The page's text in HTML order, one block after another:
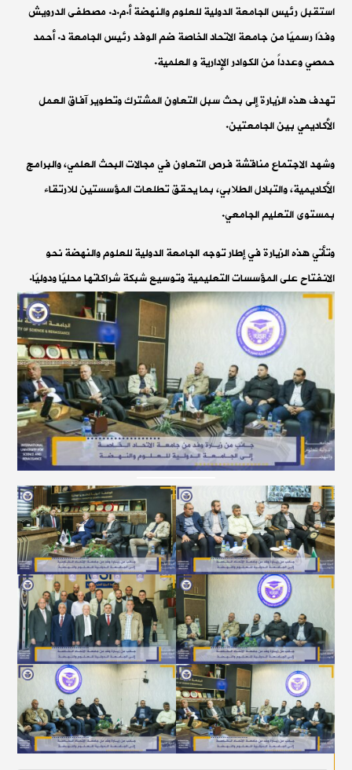
استقبل رئيس الجامعة الدولية للعلوم والنهضة أ.م.د. مصطفى الدرويش
وفدًا رسميًا من جامعة الاتحاد الخاصة ضم الوفد رئيس الجامعة د. أحمد
حمصي وعدداً من الكوادر الإدارية و العلمية.
تهدف هذه الزيارة إلى بحث سبل التعاون المشترك وتطوير آفاق العمل
الأكاديمي بين الجامعتين.
وشهد الاجتماع مناقشة فرص التعاون في مجالات البحث العلمي، والبرامج
الأكاديمية، والتبادل الطلابي، بما يحقق تطلعات المؤسستين للارتقاء
بمستوى التعليم الجامعي.
وتأتي هذه الزيارة في إطار توجه الجامعة الدولية للعلوم والنهضة نحو
الانفتاح على المؤسسات التعليمية وتوسيع شبكة شراكاتها محليًا ودوليًا.